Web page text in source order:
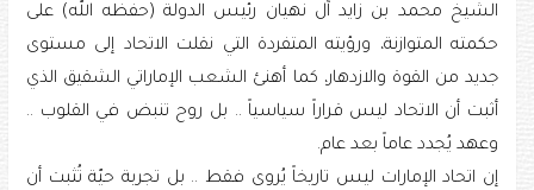
الشيخ محمد بن زايد آل نهيان رئيس الدولة (حفظه الله) على
حكمته المتوازنة، ورؤيته المتفردة التي نقلت الاتحاد إلى مستوى
جديد من القوة والازدهار، كما أهنئ الشعب الإماراتي الشقيق الذي
أثبت أن الاتحاد ليس قراراً سياسياً .. بل روح تنبض في القلوب ..
وعهد يُجدد عاماً بعد عام.
إن اتحاد الإمارات ليس تاريخاً يُروى فقط .. بل تجربة حيّة تُثبت أن